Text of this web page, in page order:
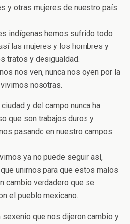
y otras mujeres de nuestro país
indígenas hemos sufrido todo
las mujeres y los hombres y
tratos y desigualdad.
nos ven, nunca nos oyen por la
nosotras.
y del campo nunca ha
que son trabajos duros y
pasando en nuestro campos
ya no puede seguir así,
unirnos para que estos malos
cambio verdadero que se
el pueblo mexicano.
sexenio que nos dijeron cambio y